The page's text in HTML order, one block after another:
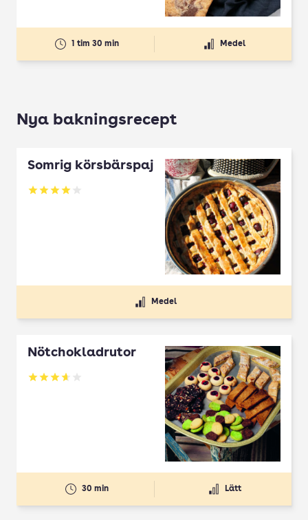
1 tim 30 min Medel
Nya bakningsrecept
Somrig körsbärspaj
Betyg: 4 av 5
Medel
Nötchokladrutor
Betyg: 3.65 av 5
30 min Lätt